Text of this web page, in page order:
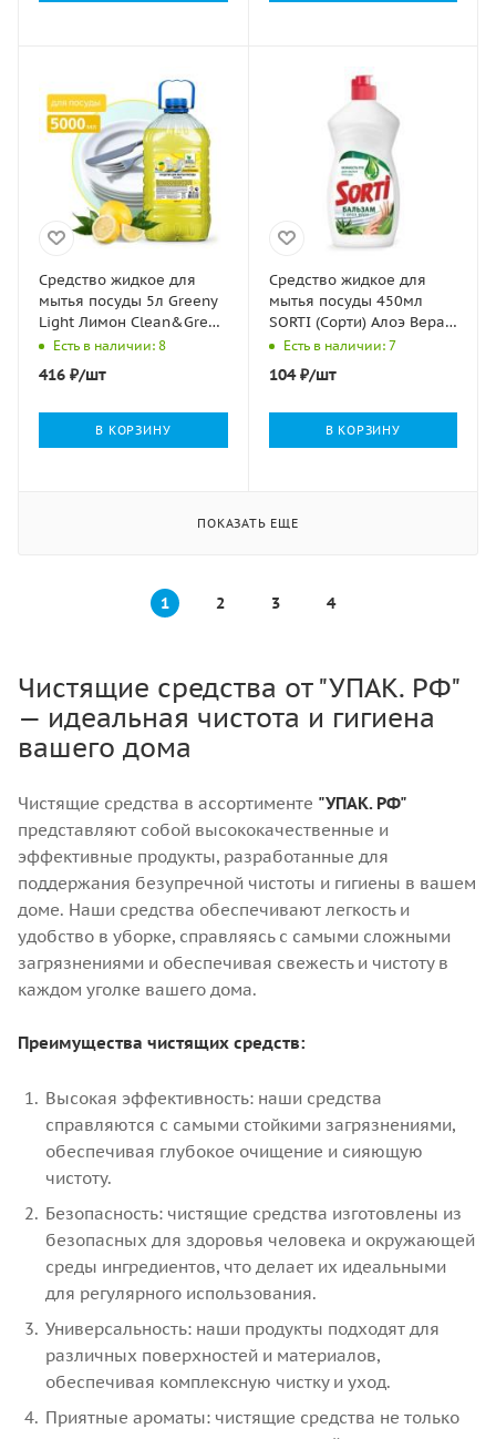
Средство жидкое для
мытья посуды 5л Greeny
Light Лимон Clean&Green
1/2Есть в наличии: 8
416 ₽/шт
В КОРЗИНУ
Средство жидкое для
мытья посуды 450мл
SORTI (Сорти) Алоэ Вера
1/20Есть в наличии: 7
104₽/шт
В КОРЗИНУ
ПОКАЗАТЬ ЕЩЕ
1 2 3 4
Чистящие средства от "УПАК. РФ"
— идеальная чистота и гигиена
вашего дома
Чистящие средства в ассортименте "УПАК. РФ"
представляют собой высококачественные и
эффективные продукты, разработанные для
поддержания безупречной чистоты и гигиены в вашем
доме. Наши средства обеспечивают легкость и
удобство в уборке, справляясь с самыми сложными
загрязнениями и обеспечивая свежесть и чистоту в
каждом уголке вашего дома.
Преимущества чистящих средств:
Высокая эффективность: наши средства
справляются с самыми стойкими загрязнениями,
обеспечивая глубокое очищение и сияющую
чистоту.
Безопасность: чистящие средства изготовлены из
безопасных для здоровья человека и окружающей
среды ингредиентов, что делает их идеальными
для регулярного использования.
Универсальность: наши продукты подходят для
различных поверхностей и материалов,
обеспечивая комплексную чистку и уход.
Приятные ароматы: чистящие средства не только